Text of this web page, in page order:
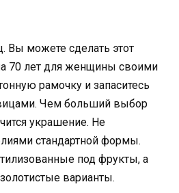
Вы можете сделать этот
70 лет для женщины своими
рамочку и запаситесь
Чем больший выбор
украшение. Не
стандартной формы.
под фрукты, а
варианты.